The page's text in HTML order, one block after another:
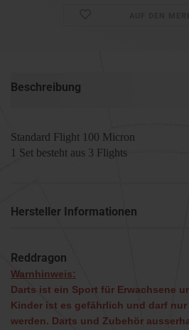
Beschreibung
Standard Flight 100 Micron
1 Set besteht aus 3 Flights
Hersteller Informationen
Reddragon
Warnhinweis:
Darts ist ein Sport für Erwachsene
Kinder ist es gefährlich und darf
werden. Darts und Zubehör